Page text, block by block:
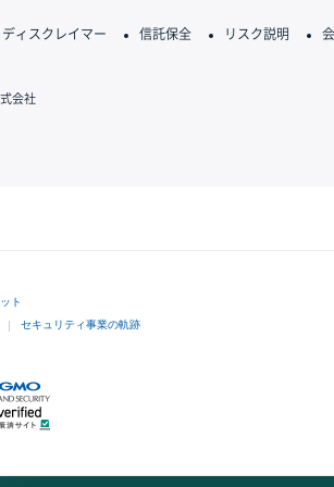
ディスクレイマー 信託保全 リスク説明
会社
ト
セキュリティ事業の軌跡